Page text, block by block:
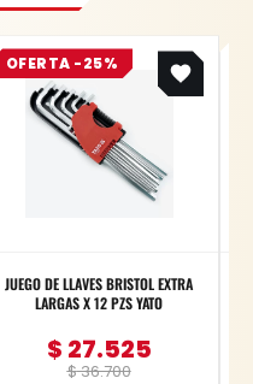
OFERTA -25%
JUEGO DE LLAVES BRISTOL EXTRA
LARGAS X 12 PZS YATO
$36.700
Original
price
was:
$ 36.700.
$ 27.525
Current
price
is:
$ 27.525.